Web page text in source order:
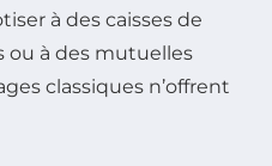
à des caisses de
ou à des mutuelles
classiques n’offrent